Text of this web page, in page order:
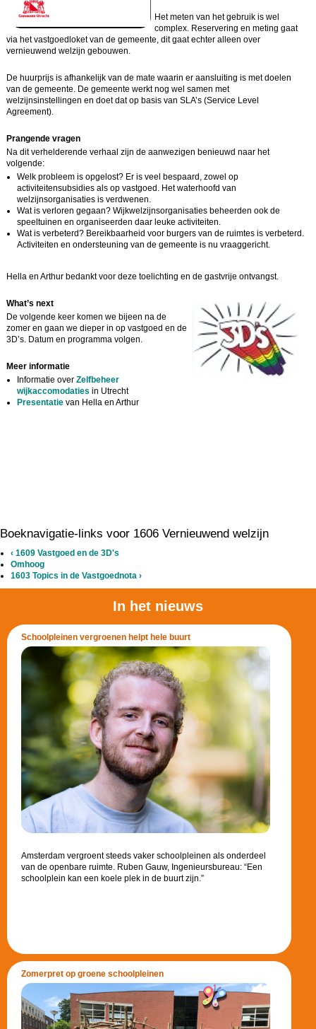
Het meten van het gebruik is wel
complex. Reservering en meting gaat
via het vastgoedloket van de gemeente, dit gaat echter alleen over
vernieuwend welzijn gebouwen.
De huurprijs is afhankelijk van de mate waarin er aansluiting is met doelen
van de gemeente. De gemeente werkt nog wel samen met
welzijnsinstellingen en doet dat op basis van SLA’s (Service Level
Agreement).
Prangende vragen
Na dit verhelderende verhaal zijn de aanwezigen benieuwd naar het
volgende:
Welk probleem is opgelost? Er is veel bespaard, zowel op
activiteitensubsidies als op vastgoed. Het waterhoofd van
welzijnsorganisaties is verdwenen.
Wat is verloren gegaan? Wijkwelzijnsorganisaties beheerden ook de
speeltuinen en organiseerden daar leuke activiteiten.
Wat is verbeterd? Bereikbaarheid voor burgers van de ruimtes is verbeterd.
Activiteiten en ondersteuning van de gemeente is nu vraaggericht.
Hella en Arthur bedankt voor deze toelichting en de gastvrije ontvangst.
What’s next
De volgende keer komen we bijeen na de
zomer en gaan we dieper in op vastgoed en de
3D’s. Datum en programma volgen.
Meer informatie
Informatie over Zelfbeheer
wijkaccomodaties in Utrecht
Presentatievan Hella en Arthur
Boeknavigatie-links voor 1606 Vernieuwend welzijn
‹ 1609 Vastgoed en de 3D's
Omhoog
1603 Topics in de Vastgoednota ›
In het nieuws
Schoolpleinen vergroenen helpt hele buurt
Amsterdam vergroent steeds vaker schoolpleinen als onderdeel
van de openbare ruimte. Ruben Gauw, Ingenieursbureau: “Een
schoolplein kan een koele plek in de buurt zijn.”
Zomerpret op groene schoolpleinen